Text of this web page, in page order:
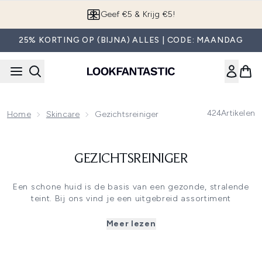
Geef €5 & Krijg €5!
25% KORTING OP (BIJNA) ALLES | CODE: MAANDAG
Home Skincare Gezichtsreiniger 424Artikelen
GEZICHTSREINIGER
Een schone huid is de basis van een gezonde, stralende
teint. Bij ons vind je een uitgebreid assortiment
CeraVe en ESPA. Of je nu een gezichtsreiniger voor droge
Meer lezen